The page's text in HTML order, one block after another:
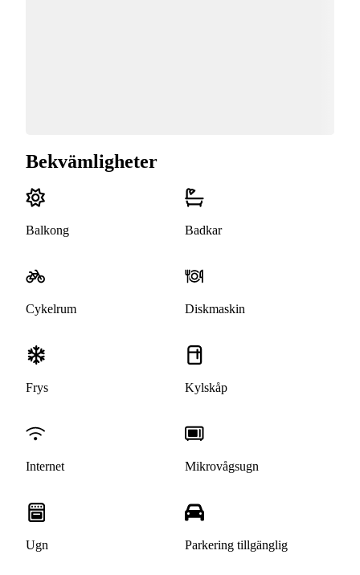
Bekvämligheter
Balkong Badkar
Cykelrum Diskmaskin
Frys Kylskåp
Internet Mikrovågsugn
Ugn Parkering tillgänglig